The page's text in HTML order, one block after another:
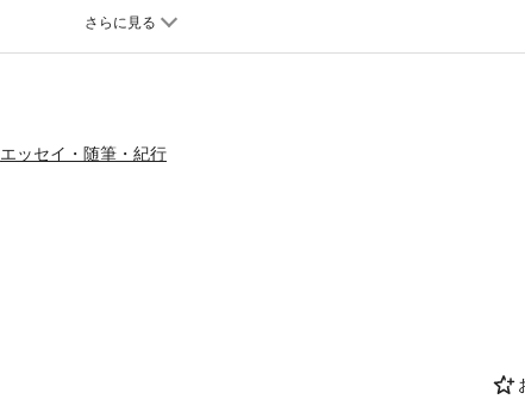
エッセイ・随筆・紀行